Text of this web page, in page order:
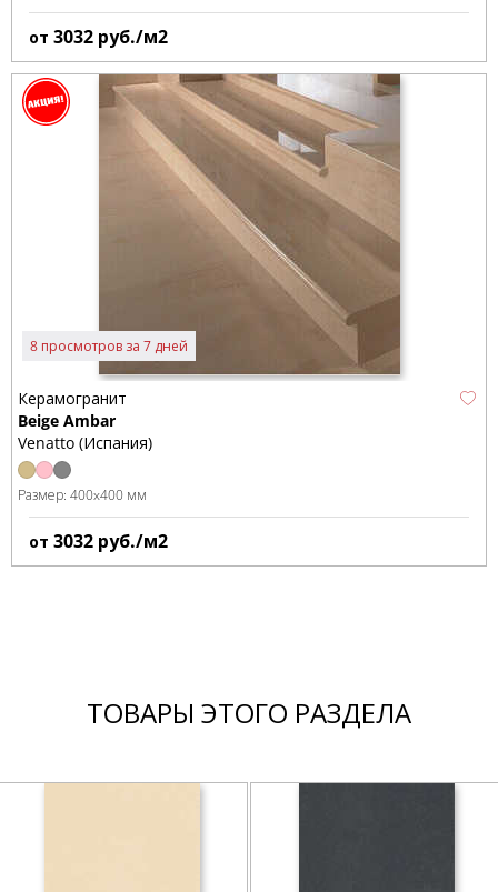
от 3032 руб./м2
8 просмотров за 7 дней
Керамогранит
Beige Ambar
Venatto (Испания)
Размер: 400x400 мм
от 3032 руб./м2
ТОВАРЫ ЭТОГО РАЗДЕЛА